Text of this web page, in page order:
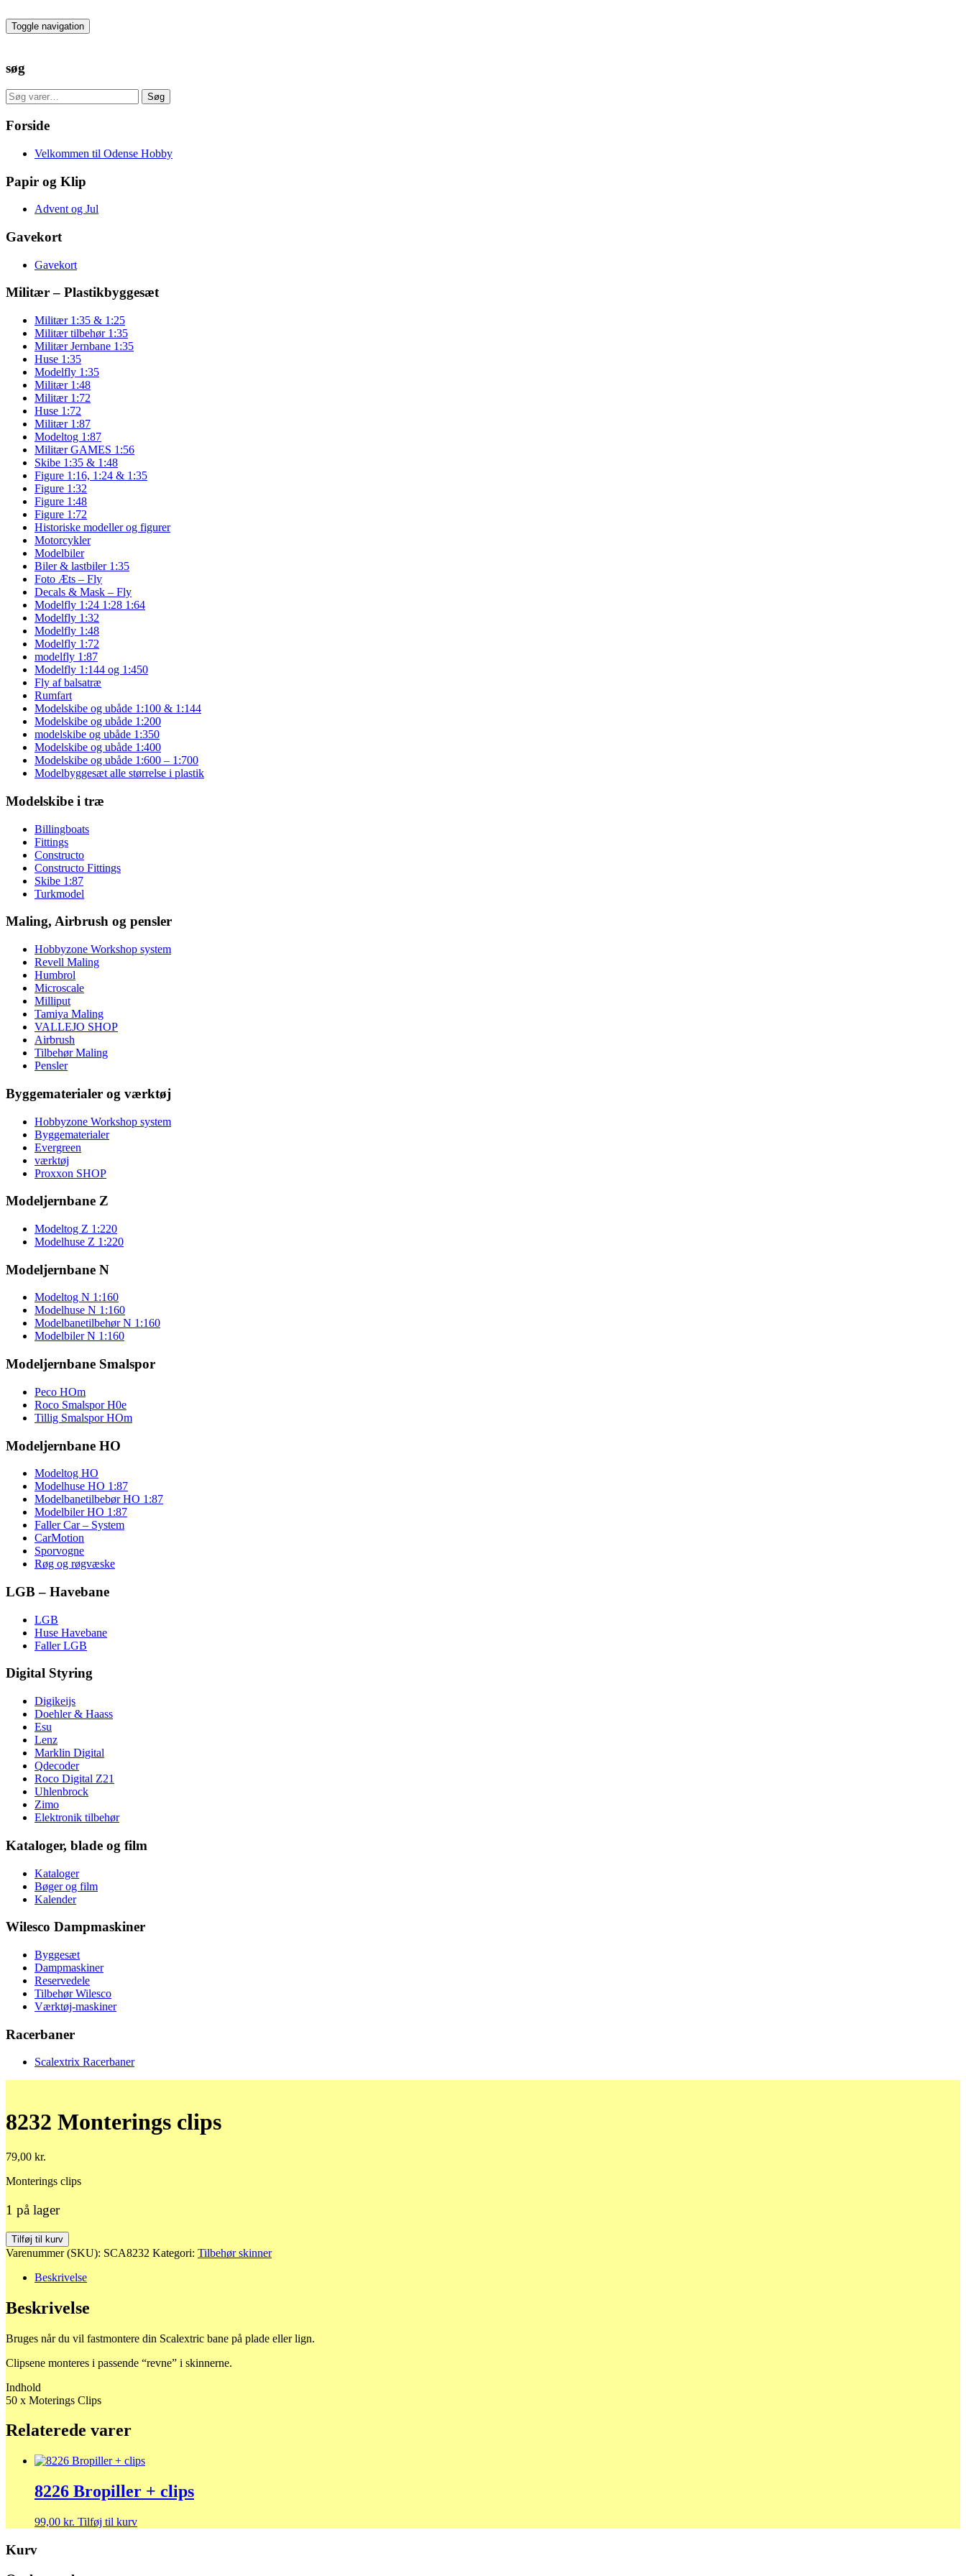
to
the
Toggle navigation
søg
Søg
efter:
Søg
Forside
Velkommen til Odense Hobby
Papir og Klip
Advent og Jul
Gavekort
Gavekort
Militær – Plastikbyggesæt
Militær 1:35 & 1:25
Militær tilbehør 1:35
Militær Jernbane 1:35
Huse 1:35
Modelfly 1:35
Militær 1:48
Militær 1:72
Huse 1:72
Militær 1:87
Modeltog 1:87
Militær GAMES 1:56
Skibe 1:35 & 1:48
Figure 1:16, 1:24 & 1:35
Figure 1:32
Figure 1:48
Figure 1:72
Historiske modeller og figurer
Motorcykler
Modelbiler
Biler & lastbiler 1:35
Foto Æts – Fly
Decals & Mask – Fly
Modelfly 1:24 1:28 1:64
Modelfly 1:32
Modelfly 1:48
Modelfly 1:72
modelfly 1:87
Modelfly 1:144 og 1:450
Fly af balsatræ
Rumfart
Modelskibe og ubåde 1:100 & 1:144
Modelskibe og ubåde 1:200
modelskibe og ubåde 1:350
Modelskibe og ubåde 1:400
Modelskibe og ubåde 1:600 – 1:700
Modelbyggesæt alle størrelse i plastik
Modelskibe i træ
Billingboats
Fittings
Constructo
Constructo Fittings
Skibe 1:87
Turkmodel
Maling, Airbrush og pensler
Hobbyzone Workshop system
Revell Maling
Humbrol
Microscale
Milliput
Tamiya Maling
VALLEJO SHOP
Airbrush
Tilbehør Maling
Pensler
Byggematerialer og værktøj
Hobbyzone Workshop system
Byggematerialer
Evergreen
værktøj
Proxxon SHOP
Modeljernbane Z
Modeltog Z 1:220
Modelhuse Z 1:220
Modeljernbane N
Modeltog N 1:160
Modelhuse N 1:160
Modelbanetilbehør N 1:160
Modelbiler N 1:160
Modeljernbane Smalspor
Peco HOm
Roco Smalspor H0e
Tillig Smalspor HOm
Modeljernbane HO
Modeltog HO
Modelhuse HO 1:87
Modelbanetilbebør HO 1:87
Modelbiler HO 1:87
Faller Car – System
CarMotion
Sporvogne
Røg og røgvæske
LGB – Havebane
LGB
Huse Havebane
Faller LGB
Digital Styring
Digikeijs
Doehler & Haass
Esu
Lenz
Marklin Digital
Qdecoder
Roco Digital Z21
Uhlenbrock
Zimo
Elektronik tilbehør
Kataloger, blade og film
Kataloger
Bøger og film
Kalender
Wilesco Dampmaskiner
Byggesæt
Dampmaskiner
Reservedele
Tilbehør Wilesco
Værktøj-maskiner
Racerbaner
Scalextrix Racerbaner
8232 Monterings clips
79,00 kr.
Monterings clips
1 på lager
8232
Monterings
antal
Tilføj til kurv
Varenummer (SKU): SCA8232 Kategori: Tilbehør skinner
Beskrivelse
Beskrivelse
Bruges når du vil fastmontere din Scalextric bane på plade eller lign.
Clipsene monteres i passende “revne” i skinnerne.
Indhold
50 x Moterings Clips
Relaterede varer
8226 Bropiller + clips
99,00 kr. Tilføj til kurv
Kurv